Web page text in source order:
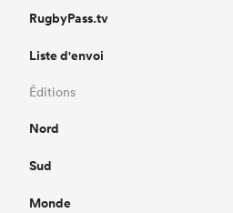
RugbyPass.tv
Liste d'envoi
Éditions
Nord
Sud
Monde